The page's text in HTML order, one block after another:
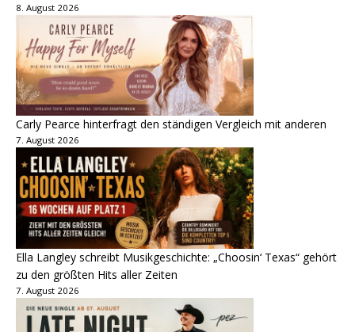
8. August 2026
Carly Pearce hinterfragt den ständigen Vergleich mit anderen
7. August 2026
Ella Langley schreibt Musikgeschichte: „Choosin‘ Texas“ gehört
zu den größten Hits aller Zeiten
7. August 2026